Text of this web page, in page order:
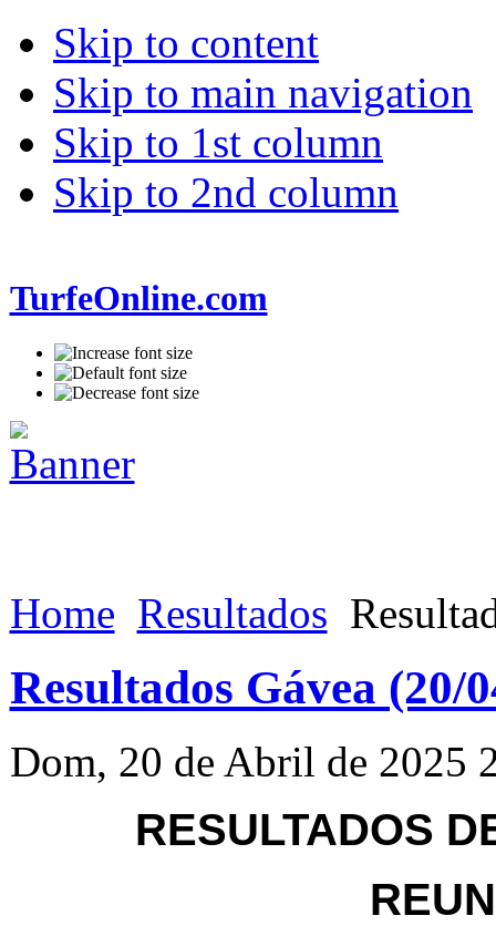
Skip to content
Skip to main navigation
Skip to 1st column
Skip to 2nd column
TurfeOnline.com
Home Resultados
Resultados Gávea (20/
Dom, 20 de Abril de 2025
RESULTADOS